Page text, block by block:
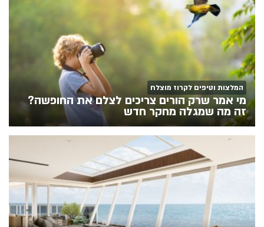
המלצות וטיפים לקרוז מוצלח
מי אמר שרק הורים צריכים לצלם את החופשה?
זה מה שמגלה מחקר חדש